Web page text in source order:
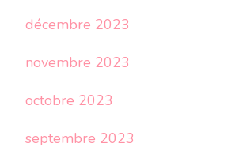
décembre 2023
novembre 2023
octobre 2023
septembre 2023